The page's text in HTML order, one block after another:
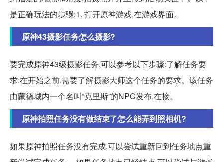
是正确玩法的步骤:1. 打开原神游戏,在游戏界面。
原神43摄影任务怎么摄影?
要完成原神43级摄影任务,可以参考以下步骤:了解任务要
求:在开始之前,需要了解摄影大师这个任务的要求。该任务
由蒙德城内一个名叫“克里斯”的NPC发布,在接。
原神拍照任务没有做结束了怎么能弄到照相机?
如果原神拍照任务没有完成,可以尝试重新回到任务地点重